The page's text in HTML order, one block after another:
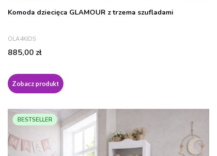
Komoda dziecięca GLAMOUR z trzema szufladami
PRODUCENT
OLA4KIDS
Cena
885,00 zł
Zobacz produkt
BESTSELLER